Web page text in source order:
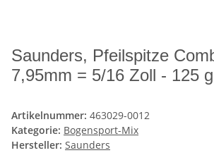
Saunders, Pfeilspitze
7,95mm = 5/16 Zoll - 125
Artikelnummer: 463029-0012
Kategorie: Bogensport-Mix
Hersteller: Saunders